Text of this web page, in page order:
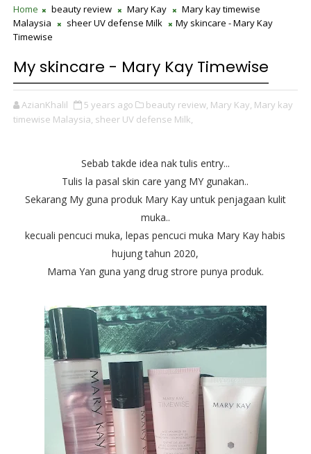
Home beauty review Mary Kay
Mary kay timewise
Malaysia
sheer UV defense Milk
My skincare - Mary Kay
Timewise
My skincare - Mary Kay Timewise
AzianKhalil 5 years ago beauty review, Mary Kay, Mary kay
timewise Malaysia, sheer UV defense Milk,
Sebab takde idea nak tulis entry...
Tulis la pasal skin care yang MY gunakan..
Sekarang My guna produk Mary Kay untuk penjagaan kulit
muka..
kecuali pencuci muka, lepas pencuci muka Mary Kay habis
hujung tahun 2020,
Mama Yan guna yang drug strore punya produk.